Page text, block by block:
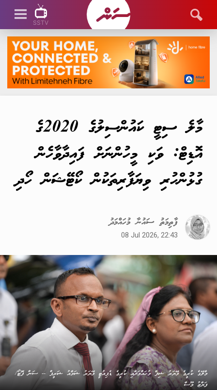
SSTV
SSTV LIVE
މާލެ ސިޓީ ކައުންސިލުގެ 2020ގެ
އޮޑިޓް: ވަކި މީހުންނަށް ފައިދާވާހެން
ގުޅުންހުރި ވިޔަފާރިތަކުން ކޯޓޭޝަން ހޯދި
ފާތިމަތު ސައުނާ މުހައްމަދު
08 Jul 2026, 22:43
މާލޭގެ ކުރީގެ މޭޔަރު ޝިފާ މުހައްމަދާއި ކުރީގެ ޑެޕިއުޓީ މޭޔަރު ޝަމާއު ޝަރީފް -- ސަން ފޮޓޯ/
ފަޔާޒު މޫސާ